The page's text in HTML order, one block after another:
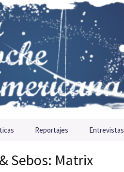
Reportajes Entrevistas
Sebos: Matrix